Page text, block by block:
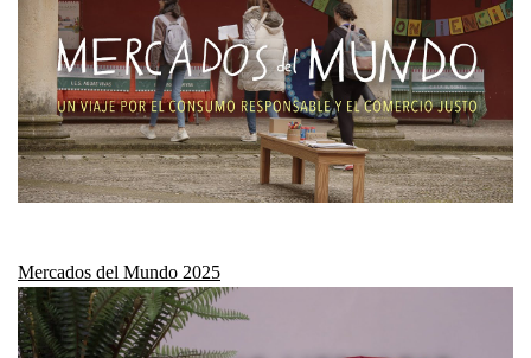
Mercados del Mundo 2025